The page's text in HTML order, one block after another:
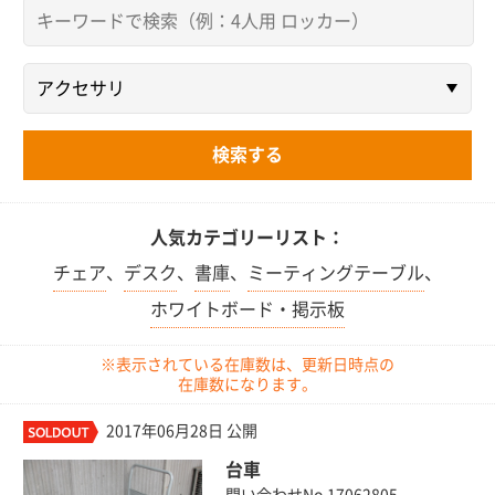
人気カテゴリーリスト：
チェア、 デスク、 書庫、 ミーティングテーブル、
ホワイトボード・掲示板
※表示されている在庫数は、更新日時点の
在庫数になります。
2017年06月28日 公開
台車